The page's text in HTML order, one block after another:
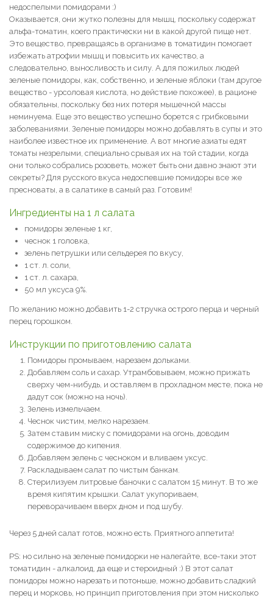
недоспелыми помидорами :)
Оказывается, они жутко полезны для мышц, поскольку содержат
альфа-томатин, коего практически ни в какой другой пище нет.
Это вещество, превращаясь в организме в томатидин помогает
избежать атрофии мышц и повысить их качество, а
следовательно, выносливость и силу. А для пожилых людей
зеленые помидоры, как, собственно, и зеленые яблоки (там другое
вещество - урсоловая кислота, но действие похожее), в рационе
обязательны, поскольку без них потеря мышечной массы
неминуема. Еще это вещество успешно борется с грибковыми
заболеваниями. Зеленые помидоры можно добавлять в супы и это
наиболее известное их применение. А вот многие азиаты едят
томаты незрелыми, специально срывая их на той стадии, когда
они только собрались розоветь, может быть они давно знают эти
секреты? Для русского вкуса недоспевшие помидоры все же
пресноваты, а в салатике в самый раз. Готовим!
Ингредиенты на 1 л салата
помидоры зеленые 1 кг,
чеснок 1 головка,
зелень петрушки или сельдерея по вкусу,
1 ст. л. соли,
1 ст. л. сахара,
50 мл уксуса 9%.
По желанию можно добавить 1-2 стручка острого перца и черный
перец горошком.
Инструкции по приготовлению салата
Помидоры промываем, нарезаем дольками.
Добавляем соль и сахар. Утрамбовываем, можно прижать
сверху чем-нибудь, и оставляем в прохладном месте, пока не
дадут сок (можно на ночь).
Зелень измельчаем.
Чеснок чистим, мелко нарезаем.
Затем ставим миску с помидорами на огонь, доводим
содержимое до кипения.
Добавляем зелень с чесноком и вливаем уксус.
Раскладываем салат по чистым банкам.
Стерилизуем литровые баночки с салатом 15 минут. В то же
время кипятим крышки. Салат укупориваем,
переворачиваем вверх дном и под шубу.
Через 5 дней салат готов, можно есть. Приятного аппетита!
PS: но сильно на зеленые помидорки не налегайте, все-таки этот
томатидин - алкалоид, да еще и стероидный :) В этот салат
помидоры можно нарезать и потоньше, можно добавить сладкий
перец и морковь, но принцип приготовления при этом нисколько